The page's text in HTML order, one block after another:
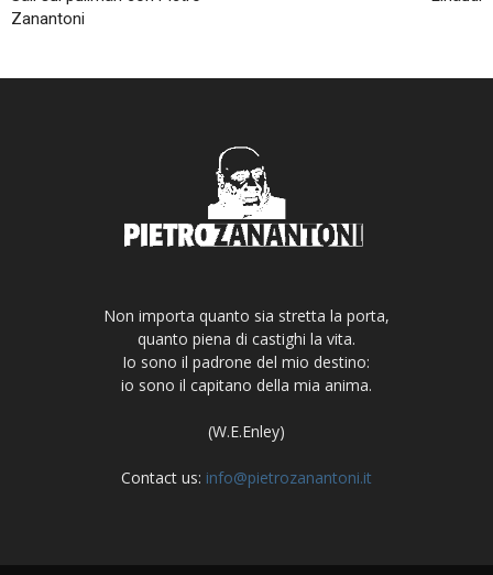
Zanantoni
Non importa quanto sia stretta la porta,
quanto piena di castighi la vita.
Io sono il padrone del mio destino:
io sono il capitano della mia anima.
(W.E.Enley)
Contact us: info@pietrozanantoni.it